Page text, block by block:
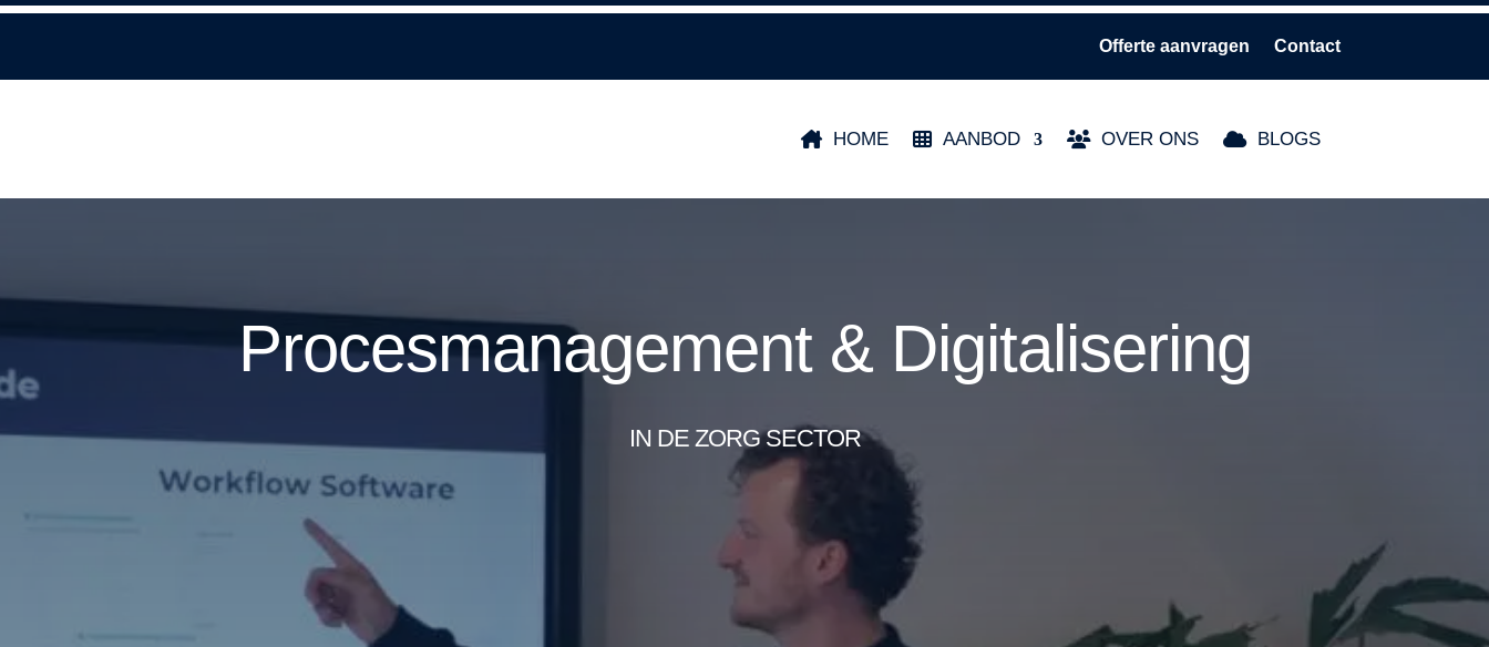
Offerte aanvragen Contact
HOME AANBOD OVER ONS BLOGS
Procesmanagement & Digitalisering
IN DE ZORG SECTOR